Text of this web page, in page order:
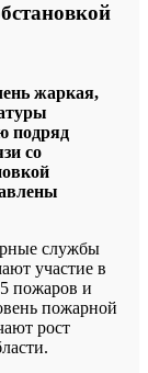
жаркая,
подряд
со
службы
участие в
пожаров и
пожарной
рост